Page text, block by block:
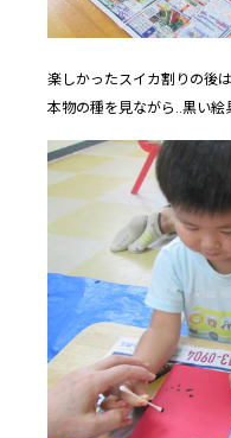
楽しかったスイカ割りの後
本物の種を見ながら..黒い絵